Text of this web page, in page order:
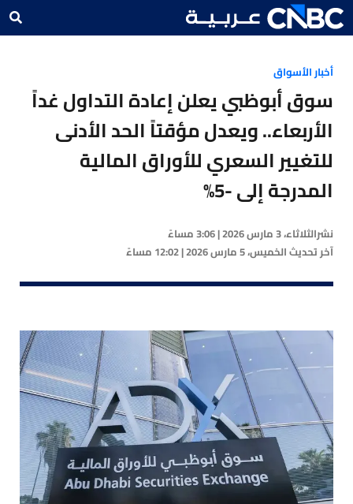
أخبار الأسواق
سوق أبوظبي يعلن إعادة التداول غداً
الأربعاء.. ويعدل مؤقتاً الحد الأدنى
للتغيير السعري للأوراق المالية
المدرجة إلى -5%
نشرالثلاثاء، 3 مارس 2026 | 3:06 مساءً
آخر تحديثالخميس، 5 مارس 2026 | 12:02 مساءً